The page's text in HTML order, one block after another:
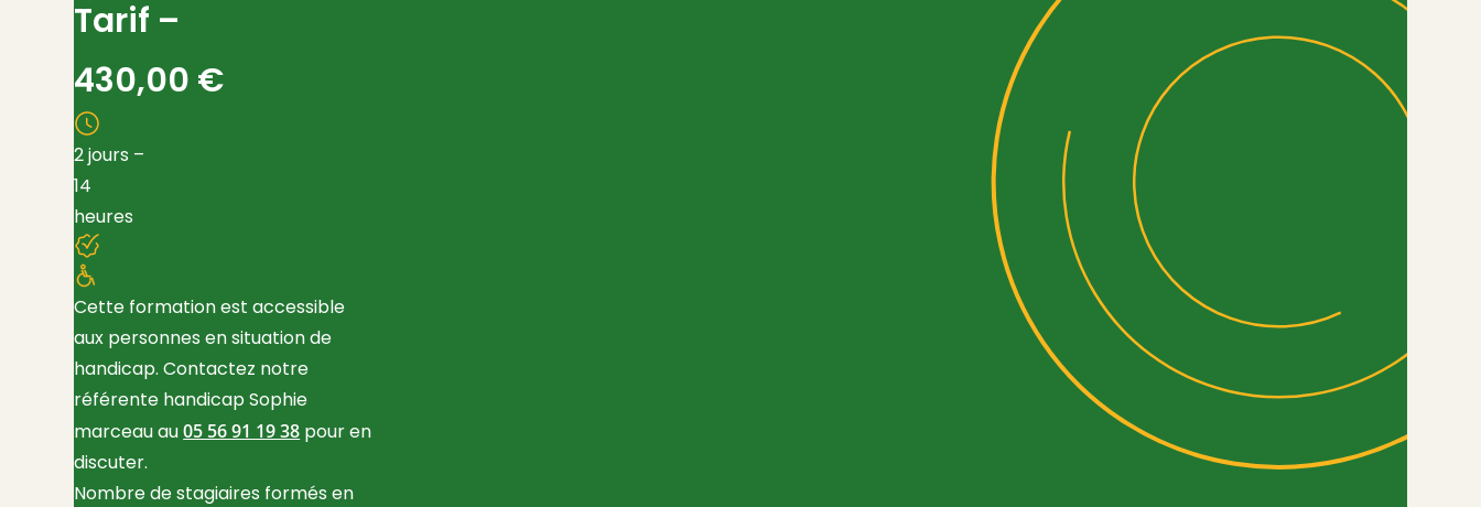
Tarif –
430,00 €
2 jours –
14
heures
Cette formation est accessible
aux personnes en situation de
handicap. Contactez notre
référente handicap Sophie
marceau au05 56 91 19 38 pour en
discuter.
Nombre de stagiaires formés en